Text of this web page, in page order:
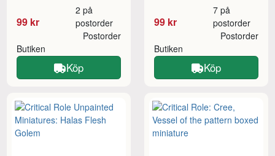
99 kr
2 på
postorder
Butiken
Postorder
Köp
99 kr
7 på
postorder
Butiken
Postorder
Köp